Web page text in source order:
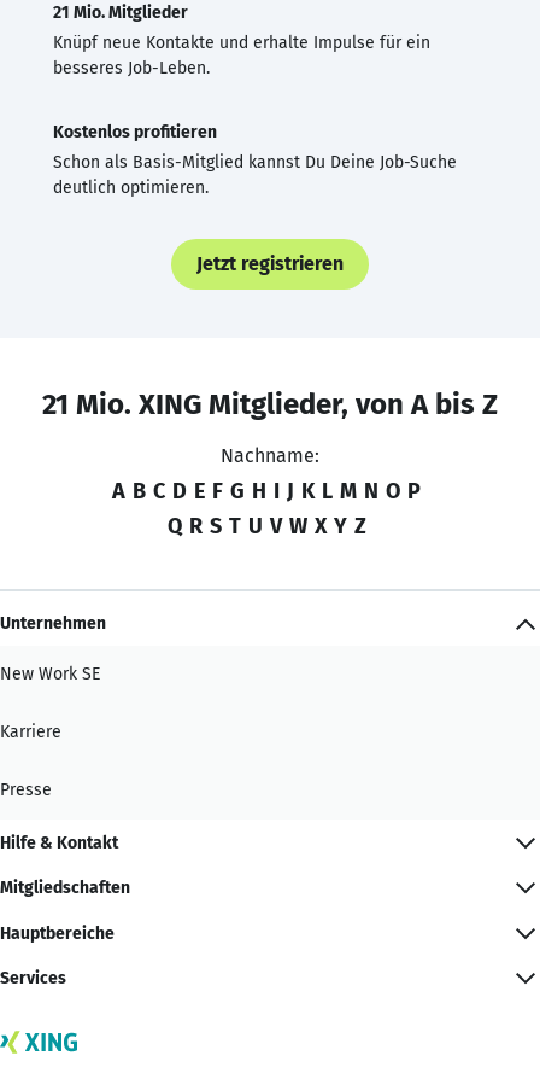
21 Mio. Mitglieder
Knüpf neue Kontakte und erhalte Impulse für ein
besseres Job-Leben.
Kostenlos profitieren
Schon als Basis-Mitglied kannst Du Deine Job-Suche
deutlich optimieren.
Jetzt registrieren
21 Mio. XING Mitglieder, von A bis Z
Nachname:
A B C D E F G H I J K L M N O P
Q R S T U V W X Y Z
Unternehmen
New Work SE
Karriere
Presse
Hilfe & Kontakt
Mitgliedschaften
Hauptbereiche
Services